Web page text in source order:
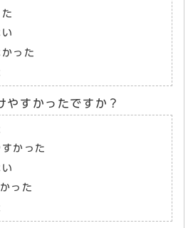
った
やすかったですか？
かった
った